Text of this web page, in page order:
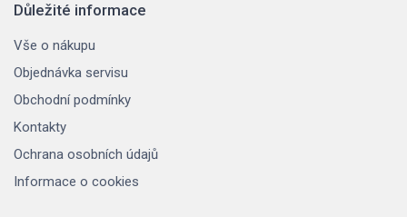
Důležité informace
Vše o nákupu
Objednávka servisu
Obchodní podmínky
Kontakty
Ochrana osobních údajů
Informace o cookies